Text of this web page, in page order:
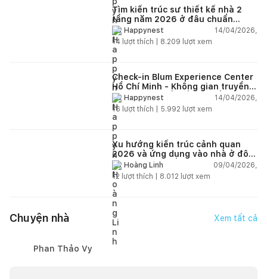
Tìm kiến trúc sư thiết kế nhà 2
tầng năm 2026 ở đâu chuẩn
nhất?Happynest
14/04/2026,
14 lượt thích | 8.209 lượt xem
Check-in Blum Experience Center
Hồ Chí Minh - Không gian truyền
cảm hứng thiết kế nội thất
Happynest
14/04/2026,
16 lượt thích | 5.992 lượt xem
Xu hướng kiến trúc cảnh quan
2026 và ứng dụng vào nhà ở đô
thị hiện đại
Hoàng Linh
09/04/2026,
12 lượt thích | 8.012 lượt xem
Chuyện nhà Xem tất cả
Phan Thảo Vy